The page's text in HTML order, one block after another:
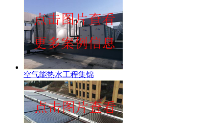
空气能热水工程集锦